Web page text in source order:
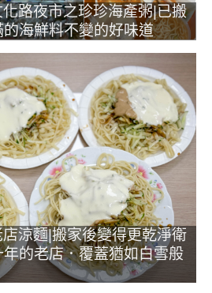
路夜市之珍珍海產粥|已搬
海鮮料不變的好味道
涼麵|搬家後變得更乾淨衛
的老店．覆蓋猶如白雪般